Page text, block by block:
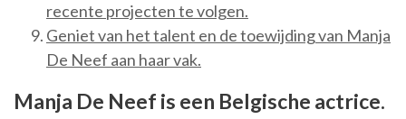
recente projecten te volgen.
Geniet van het talent en de toewijding van Manja
De Neef aan haar vak.
Manja De Neef is een Belgische actrice.